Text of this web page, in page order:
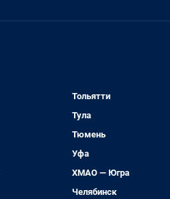
Тольятти
Тула
Тюмень
Уфа
ХМАО — Югра
Челябинск